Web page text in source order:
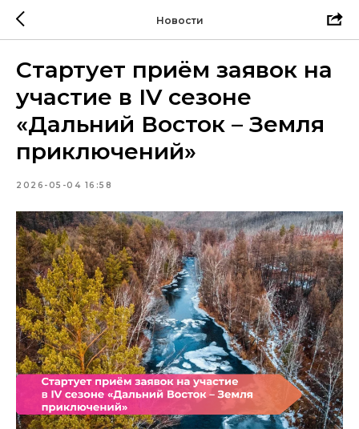
Новости
Стартует приём заявок на
участие в IV сезоне
«Дальний Восток – Земля
приключений»
2026-05-04 16:58